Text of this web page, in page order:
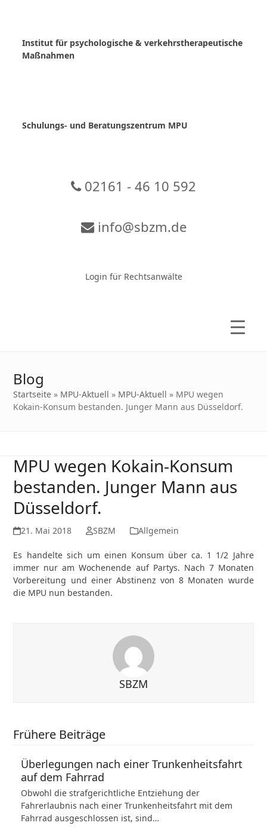
Institut für psychologische & verkehrstherapeutische
Maßnahmen
Schulungs- und Beratungszentrum MPU
02161 - 46 10 592
info@sbzm.de
Login für Rechtsanwälte
Blog
Startseite » MPU-Aktuell » MPU-Aktuell » MPU wegen
Kokain-Konsum bestanden. Junger Mann aus Düsseldorf.
MPU wegen Kokain-Konsum
bestanden. Junger Mann aus
Düsseldorf.
21. Mai 2018 SBZM Allgemein
Es handelte sich um einen Konsum über ca. 1 1/2 Jahre
immer nur am Wochenende auf Partys. Nach 7 Monaten
Vorbereitung und einer Abstinenz von 8 Monaten wurde
die MPU nun bestanden.
SBZM
Frühere Beiträge
Überlegungen nach einer Trunkenheitsfahrt
auf dem Fahrrad
Obwohl die strafgerichtliche Entziehung der
Fahrerlaubnis nach einer Trunkenheitsfahrt mit dem
Fahrrad ausgeschlossen ist, sind…